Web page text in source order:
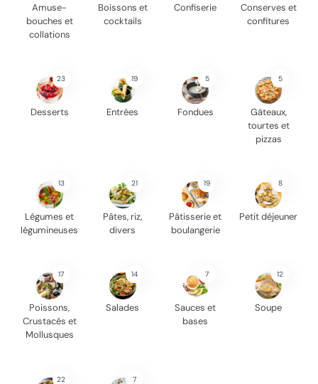
Amuse-
bouches et
collations
Boissons et
cocktails
Confiserie
Conserves et
confitures
23
Desserts
19
Entrées
5
Fondues
5
Gâteaux,
tourtes et
pizzas
13
Légumes et
légumineuses
21
Pâtes, riz,
divers
19
Pâtisserie et
boulangerie
8
Petit déjeuner
17
Poissons,
Crustacés et
Mollusques
14
Salades
7
Sauces et
bases
12
Soupe
22 7